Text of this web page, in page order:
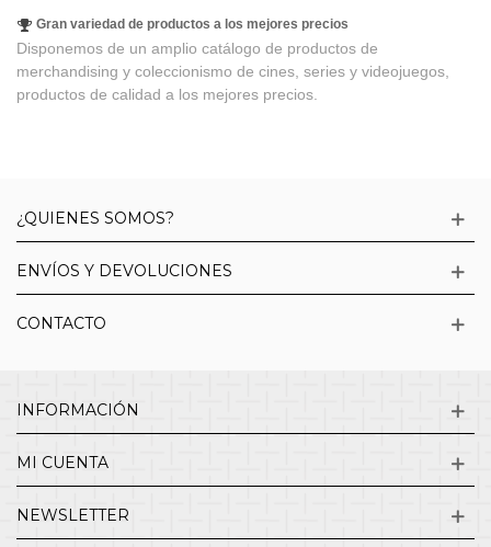
Gran variedad de productos a los mejores precios
Disponemos de un amplio catálogo de productos de
merchandising y coleccionismo de cines, series y videojuegos,
productos de calidad a los mejores precios.
¿QUIENES SOMOS?
ENVÍOS Y DEVOLUCIONES
CONTACTO
INFORMACIÓN
MI CUENTA
NEWSLETTER